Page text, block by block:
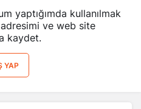
yaptığımda kullanılmak
adresimi ve web site
kaydet.
YAP